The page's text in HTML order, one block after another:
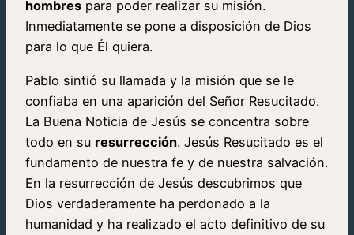
hombres para poder realizar su misión.
Inmediatamente se pone a disposición de Dios
para lo que Él quiera.
Pablo sintió su llamada y la misión que se le
confiaba en una aparición del Señor Resucitado.
La Buena Noticia de Jesús se concentra sobre
todo en su resurrección. Jesús Resucitado es el
fundamento de nuestra fe y de nuestra salvación.
En la resurrección de Jesús descubrimos que
Dios verdaderamente ha perdonado a la
humanidad y ha realizado el acto definitivo de su